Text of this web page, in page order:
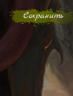
Сохранить